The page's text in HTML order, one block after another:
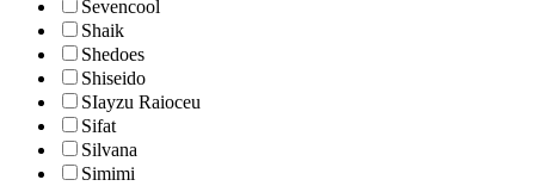
Sevencool
Shaik
Shedoes
Shiseido
SIayzu Raioceu
Sifat
Silvana
Simimi